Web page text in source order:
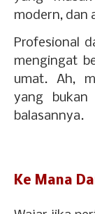
modern, dan
Profesional
mengingat
umat. Ah,
yang
balasannya.
Ke Mana